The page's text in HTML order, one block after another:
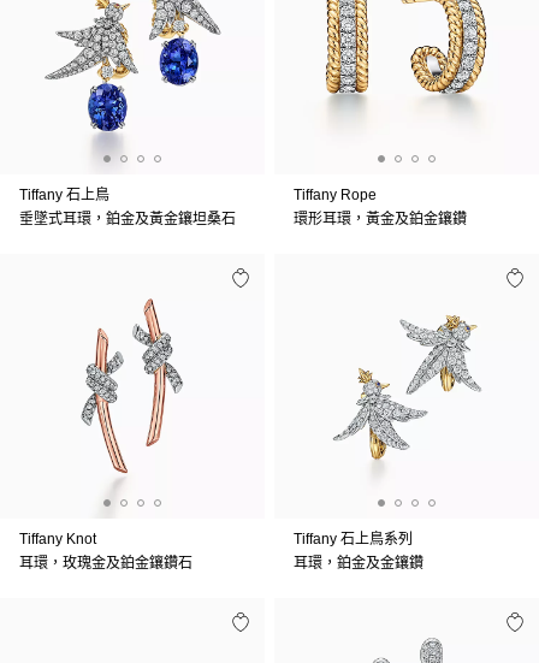
Tiffany 石上鳥
垂墜式耳環，鉑金及黃金鑲坦桑石
Tiffany Rope
環形耳環，黃金及鉑金鑲鑽
Tiffany Knot
耳環，玫瑰金及鉑金鑲鑽石
Tiffany 石上鳥系列
耳環，鉑金及金鑲鑽